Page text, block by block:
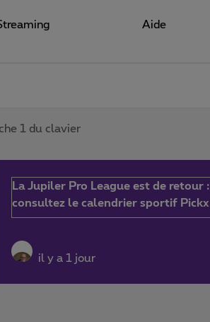
Aide
1 du clavier
La Jupiler Pro League est de retour :
consultez le calendrier sportif Pickx
il y a 1 jour